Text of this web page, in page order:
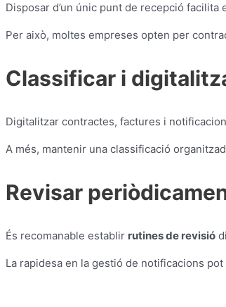
Disposar d’un únic punt de recepció
Per això, moltes empreses opten per
Classificar i
Digitalitzar contractes, factures i
A més, mantenir una classificació
Revisar
És recomanable establir rutines de revisió
La rapidesa en la gestió de notificacions